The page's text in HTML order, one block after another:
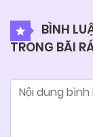
BÌNH
TRONG BÃI